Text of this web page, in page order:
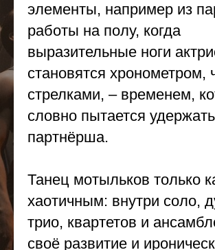
элементы, например из
работы на полу, когда
выразительные ноги
становятся хронометром,
стрелками, – временем,
словно пытается
партнёрша.
Танец мотыльков только
хаотичным: внутри соло,
трио, квартетов и
своё развитие и